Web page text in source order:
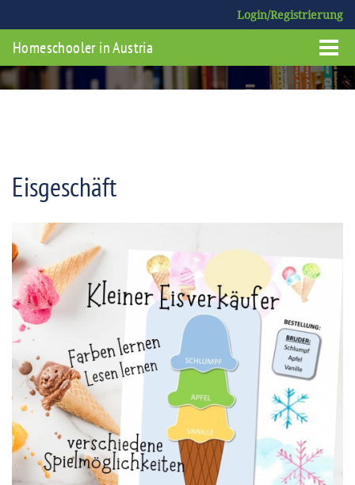
Login/Registrierung
Homeschooler in Austria
Eisgeschäft